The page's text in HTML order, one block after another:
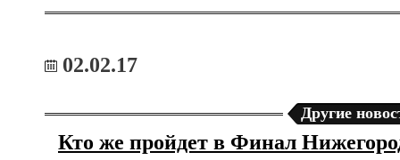
02.02.17
Другие
Кто же пройдет в Финал